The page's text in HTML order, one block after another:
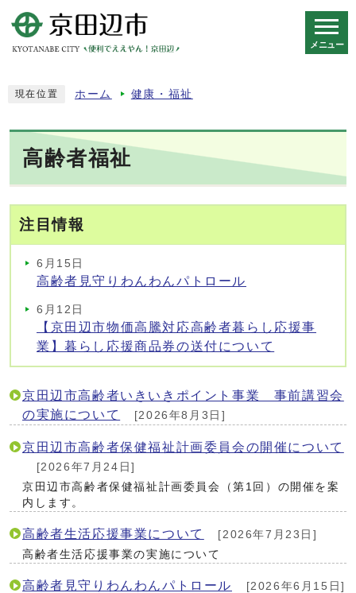
メニュー
現在位置 ホーム 健康・福祉
高齢者福祉
注目情報
6月15日
高齢者見守りわんわんパトロール
6月12日
【京田辺市物価高騰対応高齢者暮らし応援事
業】暮らし応援商品券の送付について
京田辺市高齢者いきいきポイント事業 事前講習会
の実施について
[2026年8月3日]
京田辺市高齢者保健福祉計画委員会の開催について
[2026年7月24日]
京田辺市高齢者保健福祉計画委員会（第1回）の開催を案
内します。
高齢者生活応援事業について
[2026年7月23日]
高齢者生活応援事業の実施について
高齢者見守りわんわんパトロール
[2026年6月15日]